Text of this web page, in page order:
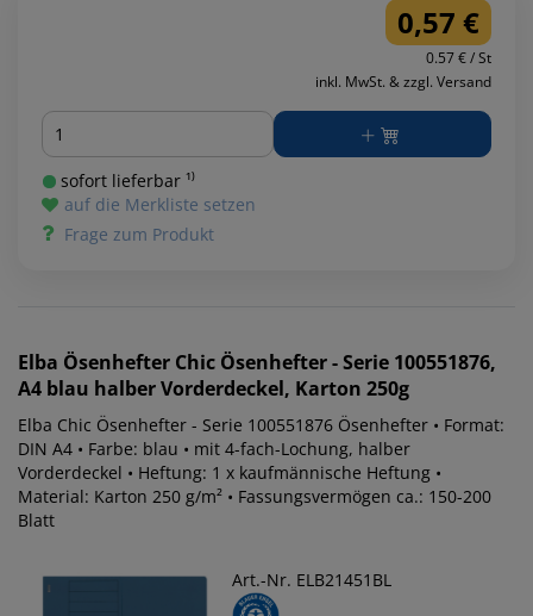
0,57 €
0.57 € / St
inkl. MwSt. & zzgl. Versand
Menge
sofort lieferbar ¹⁾
auf die Merkliste setzen
Frage zum Produkt
Elba Ösenhefter Chic Ösenhefter - Serie 100551876,
A4 blau halber Vorderdeckel, Karton 250g
Elba Chic Ösenhefter - Serie 100551876 Ösenhefter • Format:
DIN A4 • Farbe: blau • mit 4-fach-Lochung, halber
Vorderdeckel • Heftung: 1 x kaufmännische Heftung •
Material: Karton 250 g/m² • Fassungsvermögen ca.: 150-200
Blatt
Art.-Nr. ELB21451BL